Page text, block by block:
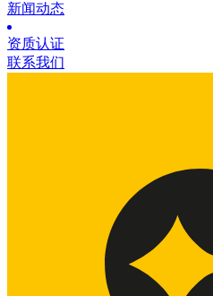
新闻动态
资质认证
联系我们